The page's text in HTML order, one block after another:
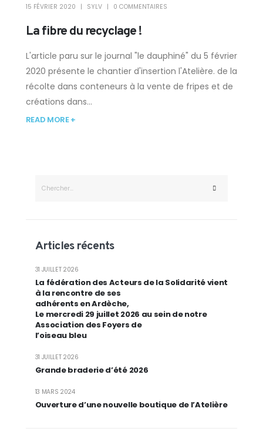
La fibre du recyclage !
15 FÉVRIER 2020 SYLV 0 COMMENTAIRES
L'article paru sur le journal "le dauphiné" du 5 février
2020 présente le chantier d'insertion l'Atelière. de la
récolte dans conteneurs à la vente de fripes et de
créations dans...
READ MORE +
Articles récents
La fédération des Acteurs de la Solidarité vient
à la rencontre de ses
adhérents en Ardèche,
Le mercredi 29 juillet 2026 au sein de notre
Association des Foyers de
l’oiseau bleu
31 JUILLET 2026
Grande braderie d’été 2026
31 JUILLET 2026
Ouverture d’une nouvelle boutique de l’Atelière
13 MARS 2024